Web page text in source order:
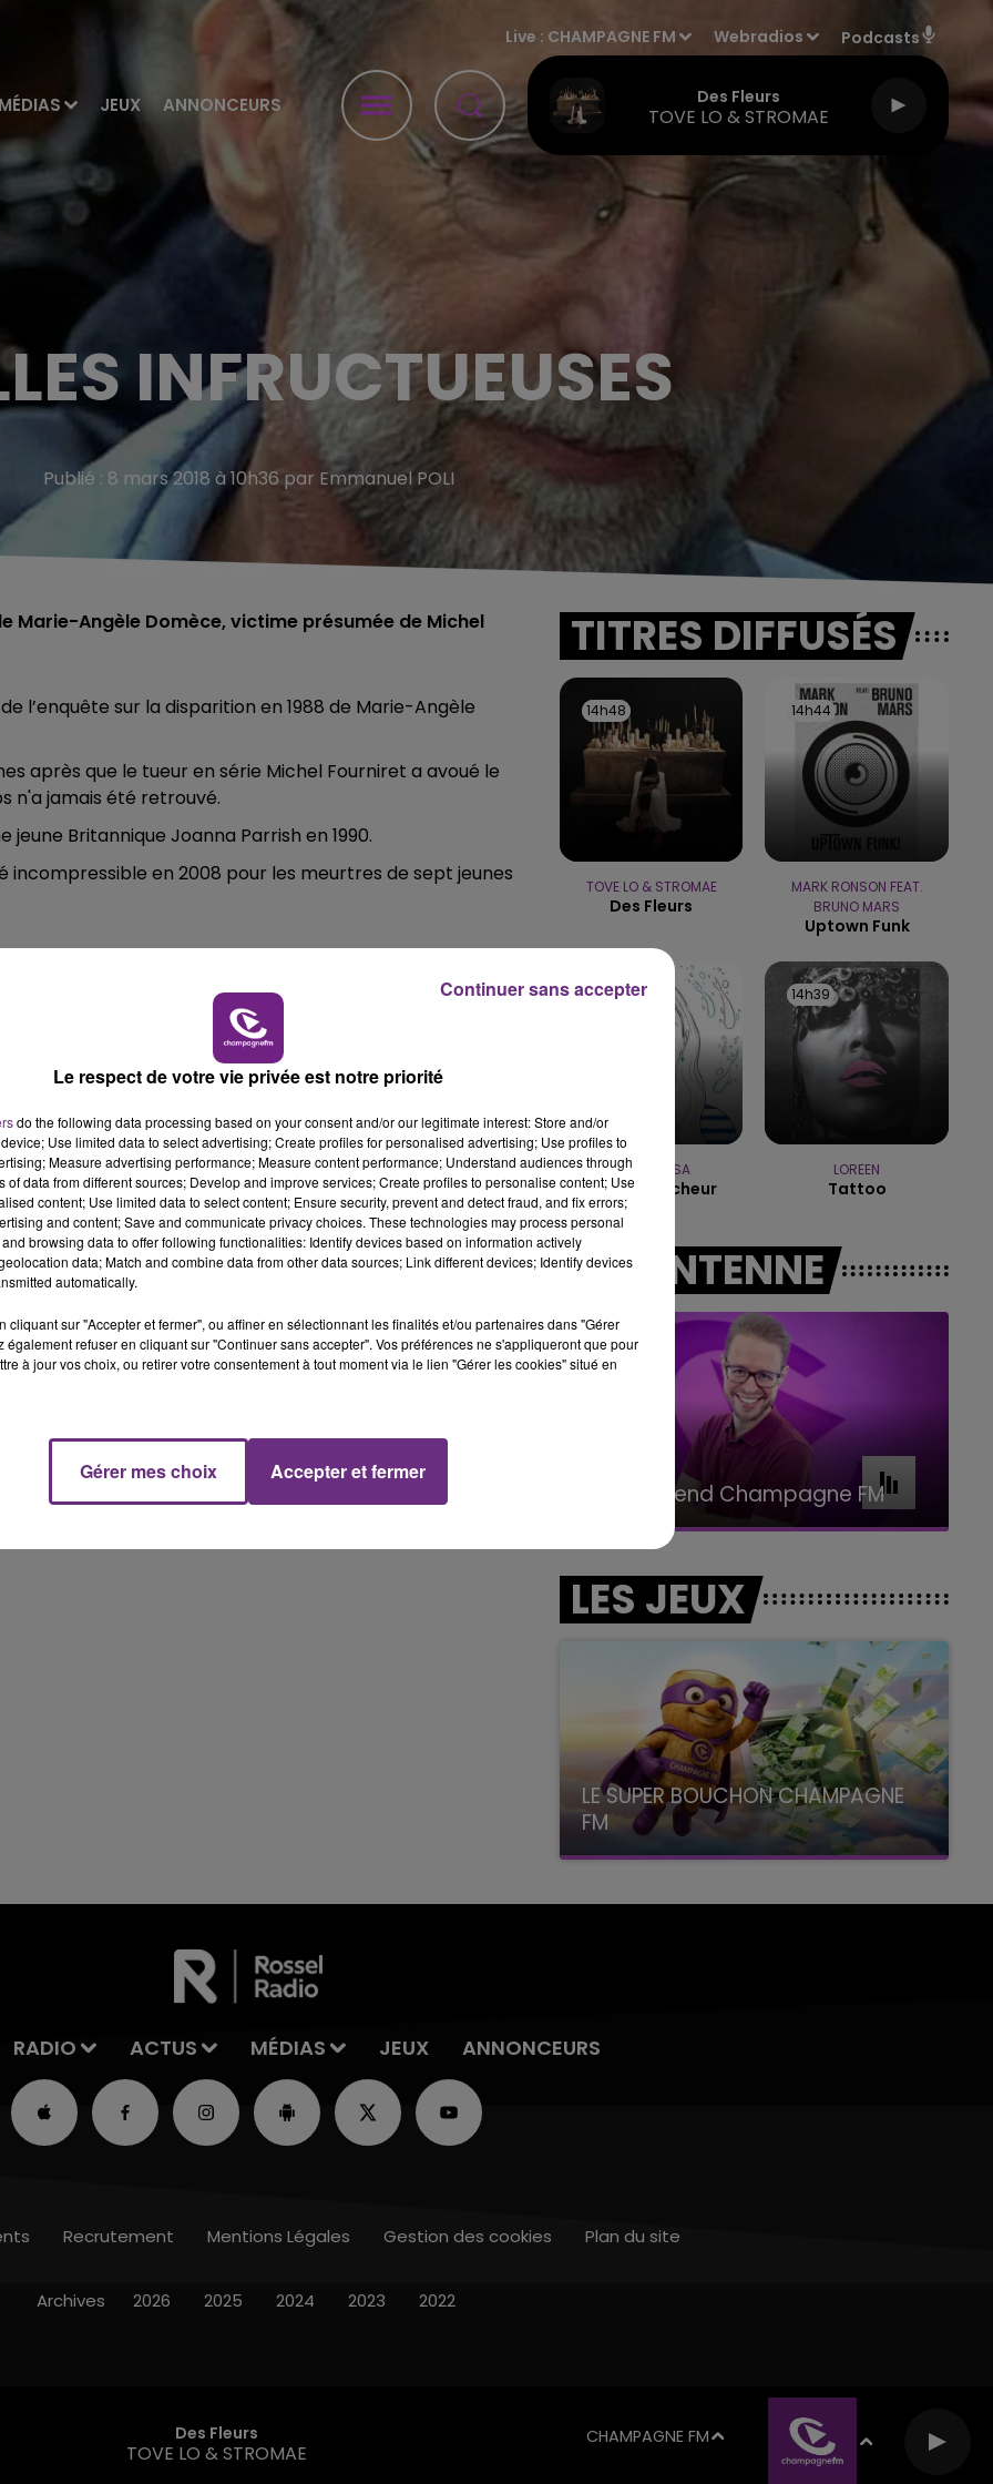
MÉDIAS JEUX ANNONCEURS
Live : CHAMPAGNE FM Webradios Podcasts
Des Fleurs
TOVE LO & STROMAE
11h00 - 16h00
LE WEEK-END CHAMPAGNE FM
INFRUCTUEUSES
Publié : 8 mars 2018 à 10h36 par Emmanuel POLI
Marie-Angèle Domèce, victime présumée de Michel
l’enquête sur la disparition en 1988 de Marie-Angèle
après que le tueur en série Michel Fourniret a avoué le
n'a jamais été retrouvé.
Britannique Joanna Parrish en 1990.
incompressible en 2008 pour les meurtres de sept jeunes
LE MAGASIN JOUÉCLUB DE REIMS FERME
SES PORTES
C'était l'une des institutions du centre-ville
rémois. Le magasin JouéClub est contraint de
fermer ses portes.
TITRES DIFFUSÉS
14h48
14h48
TOVE LO & STROMAE
Des Fleurs
14h44
14h44
MARK RONSON FEAT.
BRUNO MARS
Uptown Funk
14h42
14h42
MANON LISA
Le Petit Pecheur
14h39
14h39
LOREEN
Tattoo
A L'ANTENNE
11h00 - 16h00
Le week-end Champagne FM
16h00 - 20h00
Le Week-end Champagne FM
LES JEUX
LE SUPER BOUCHON CHAMPAGNE
FM
avec La Famille Champagne FM, à 8H10
RADIO ACTUS MÉDIAS JEUX ANNONCEURS
Des Fleurs
TOVE LO & STROMAE
CHAMPAGNE FM
Recrutement Mentions Légales Gestion des cookies Plan du site
Archives 2026 2025 2024 2023 2022
Le respect de votre vie privée est notre priorité
do the following data processing based on your consent and/or our legitimate interest: Store and/or
Use limited data to select advertising; Create profiles for personalised advertising; Use profiles to
Measure advertising performance; Measure content performance; Understand audiences through
of data from different sources; Develop and improve services; Create profiles to personalise content; Use
content; Use limited data to select content; Ensure security, prevent and detect fraud, and fix errors;
and content; Save and communicate privacy choices. These technologies may process personal
browsing data to offer following functionalities: Identify devices based on information actively
data; Match and combine data from other data sources; Link different devices; Identify devices
automatically.
cliquant sur "Accepter et fermer", ou affiner en sélectionnant les finalités et/ou partenaires dans "Gérer
également refuser en cliquant sur "Continuer sans accepter". Vos préférences ne s'appliqueront que pour
à jour vos choix, ou retirer votre consentement à tout moment via le lien "Gérer les cookies" situé en
Gérer mes choix Accepter et fermer
Continuer sans accepter